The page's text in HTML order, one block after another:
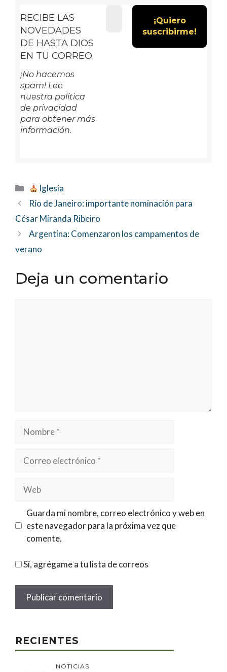
RECIBE LAS
NOVEDADES
DE HASTA DIOS
EN TU CORREO.
¡No hacemos
spam! Lee
nuestra política
de privacidad
para obtener más
información.
Categorías
Iglesia
Río de Janeiro: importante nominación para
César Miranda Ribeiro
Argentina: Comenzaron los campamentos de
verano
Deja un comentario
electrónico
Guarda mi nombre, correo electrónico y web en
este navegador para la próxima vez que
comente.
Sí, agrégame a tu lista de correos
RECIENTES
NOTICIAS